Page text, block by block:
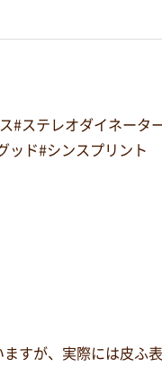
#ステレオダイネータ
ッド#シンスプリント
すが、実際には皮ふ表